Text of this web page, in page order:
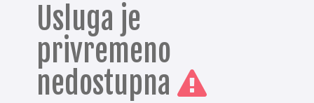
Usluga je
privremeno
nedostupna